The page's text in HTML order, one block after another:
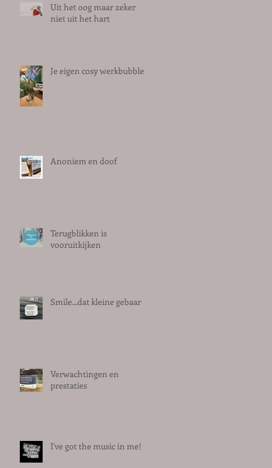
Uit het oog maar zeker
niet uit het hart
Je eigen cosy werkbubble
Anoniem en doof
Terugblikken is
vooruitkijken
Smile...dat kleine gebaar
Verwachtingen en
prestaties
I've got the music in me!